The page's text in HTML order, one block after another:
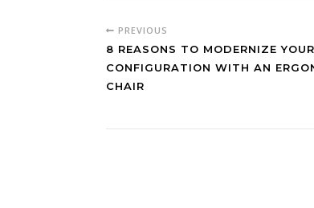
PREVIOUS
8 REASONS TO MODERNIZE
CONFIGURATION WITH AN
CHAIR